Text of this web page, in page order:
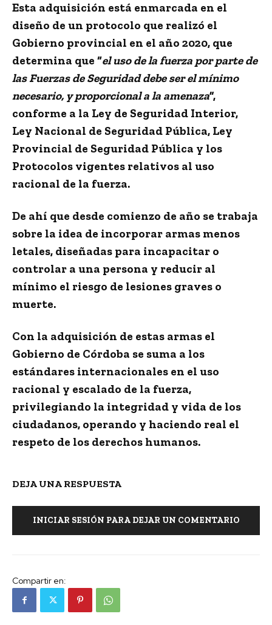
Esta adquisición está enmarcada en el
diseño de un protocolo que realizó el
Gobierno provincial en el año 2020, que
determina que “el uso de la fuerza por parte de
las Fuerzas de Seguridad debe ser el mínimo
necesario, y proporcional a la amenaza”,
conforme a la Ley de Seguridad Interior,
Ley Nacional de Seguridad Pública, Ley
Provincial de Seguridad Pública y los
Protocolos vigentes relativos al uso
racional de la fuerza.
De ahí que desde comienzo de año se trabaja
sobre la idea de incorporar armas menos
letales, diseñadas para incapacitar o
controlar a una persona y reducir al
mínimo el riesgo de lesiones graves o
muerte.
Con la adquisición de estas armas el
Gobierno de Córdoba se suma a los
estándares internacionales en el uso
racional y escalado de la fuerza,
privilegiando la integridad y vida de los
ciudadanos, operando y haciendo real el
respeto de los derechos humanos.
DEJA UNA RESPUESTA
INICIAR SESIÓN PARA DEJAR UN COMENTARIO
Compartir en: